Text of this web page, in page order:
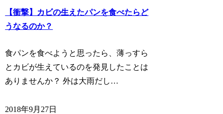
【衝撃】カビの生えたパンを食べたらど
うなるのか？
食パンを食べようと思ったら、薄っすら
とカビが生えているのを発見したことは
ありませんか？ 外は大雨だし…
2018年9月27日